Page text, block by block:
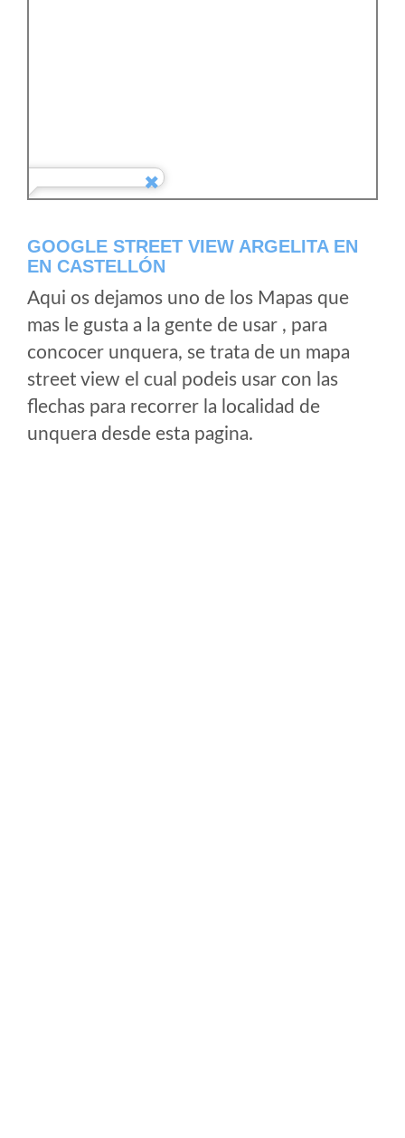
GOOGLE STREET VIEW ARGELITA EN
EN CASTELLÓN
Aqui os dejamos uno de los Mapas que
mas le gusta a la gente de usar , para
concocer unquera, se trata de un mapa
street view el cual podeis usar con las
flechas para recorrer la localidad de
unquera desde esta pagina.